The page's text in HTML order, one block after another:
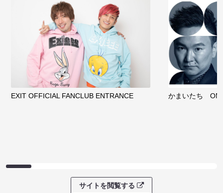
EXIT OFFICIAL FANCLUB ENTRANCE かまいたち
サイトを閲覧する